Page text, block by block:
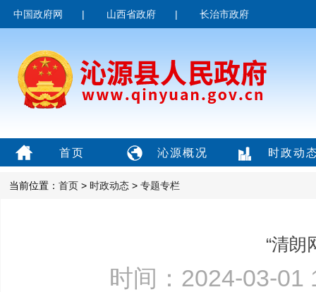
中国政府网 | 山西省政府 | 长治市政府
首页 沁源概况 时政动
当前位置： 首页 > 时政动态 > 专题专栏
“清朗
时间：2024-03-